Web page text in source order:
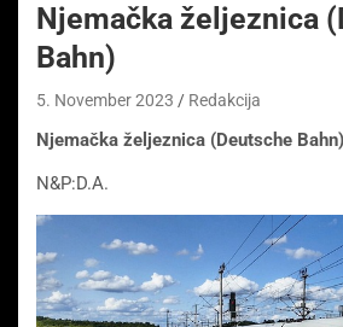
Njemačka željeznica
Bahn)
5. November 2023 Redakcija
Njemačka željeznica (Deutsche Bahn)
N&P:D.A.